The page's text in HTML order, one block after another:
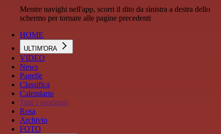
Mentre navighi nell'app, scorri il dito da sinistra a destra dello
schermo per tornare alle pagine precedenti
HOME
ULTIM'ORA
VIDEO
News
Pagelle
Classifica
Calendario
Tutti i sondaggi
Rosa
Archivio
FOTO